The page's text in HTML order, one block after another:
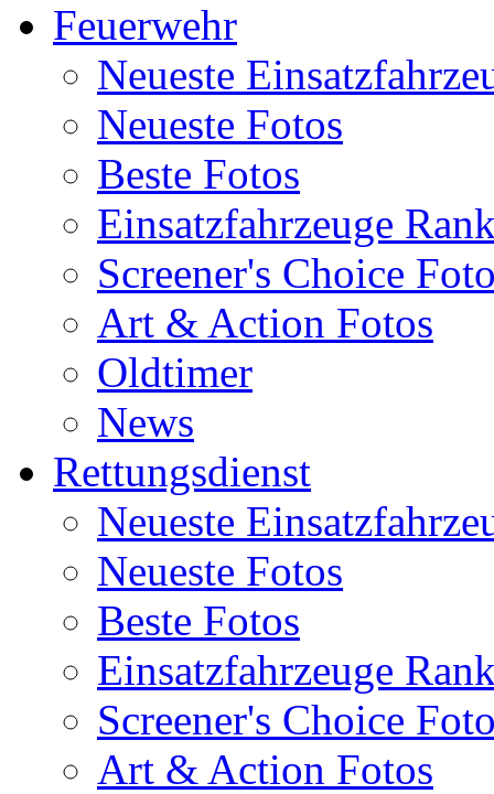
Feuerwehr
Neueste
Neueste Fotos
Beste Fotos
Einsatzfahrzeuge
Screener's Choice
Art & Action Fotos
Oldtimer
News
Rettungsdienst
Neueste
Neueste Fotos
Beste Fotos
Einsatzfahrzeuge
Screener's Choice
Art & Action Fotos